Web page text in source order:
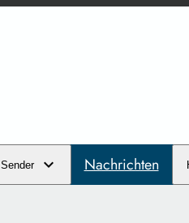
Sender Nachrichten